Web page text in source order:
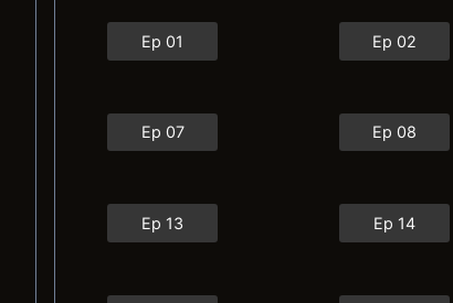
Ep 01 Ep 02
Ep 07 Ep 08
Ep 13 Ep 14